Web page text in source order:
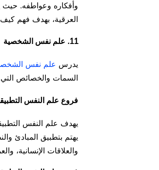
وأفكاره وعواطفه. حيث
العرقية، بهدف فهم كيف
11. علم نفس الشخصية
يدرس علم نفس
السمات والخصائص التي
فروع علم النفس
يهدف علم النفس
يهتم بتطبيق المبادئ
والعلاقات الإنسانية،